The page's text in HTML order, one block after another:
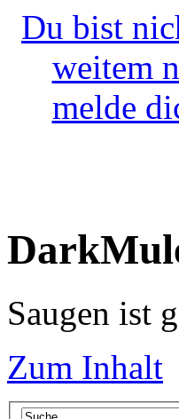
Du bist
weitem
melde
Saugen ist
Zum Inhalt